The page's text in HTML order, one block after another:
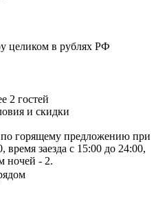
целиком в рублях РФ
2 гостей
и скидки
горящему предложению при
заезда с 15:00 до 24:00,
ночей - 2.